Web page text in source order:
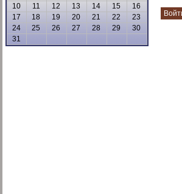
10
11 12 13 14 15
16
17
18 19 20 21 22
23
24
25 26 27 28 29
30
31